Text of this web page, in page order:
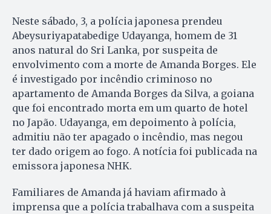
Neste sábado, 3, a polícia japonesa prendeu
Abeysuriyapatabedige Udayanga, homem de 31
anos natural do Sri Lanka, por suspeita de
envolvimento com a morte de Amanda Borges. Ele
é investigado por incêndio criminoso no
apartamento de Amanda Borges da Silva, a goiana
que foi encontrado morta em um quarto de hotel
no Japão. Udayanga, em depoimento à polícia,
admitiu não ter apagado o incêndio, mas negou
ter dado origem ao fogo. A notícia foi publicada na
emissora japonesa NHK.
Familiares de Amanda já haviam afirmado à
imprensa que a polícia trabalhava com a suspeita